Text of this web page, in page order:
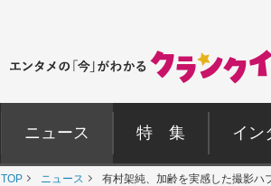
ニュース 特 集 イン
TOP ニュース 有村架純、加齢を実感した撮影ハ